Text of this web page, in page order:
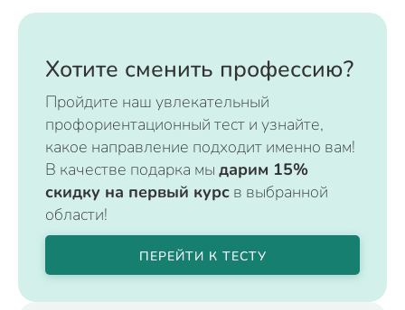
Хотите сменить профессию?
Пройдите наш увлекательный
профориентационный тест и узнайте,
какое направление подходит именно вам!
В качестве подарка мы дарим 15%
скидку на первый курс в выбранной
области!
ПЕРЕЙТИ К ТЕСТУ